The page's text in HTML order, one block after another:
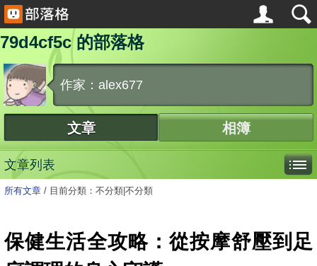
79d4cf5c 的部落格
作家：alex677
文章 相簿
文章列表
所有文章 / 目前分類：不分類|不分類
保健生活全攻略：從按摩舒壓到足